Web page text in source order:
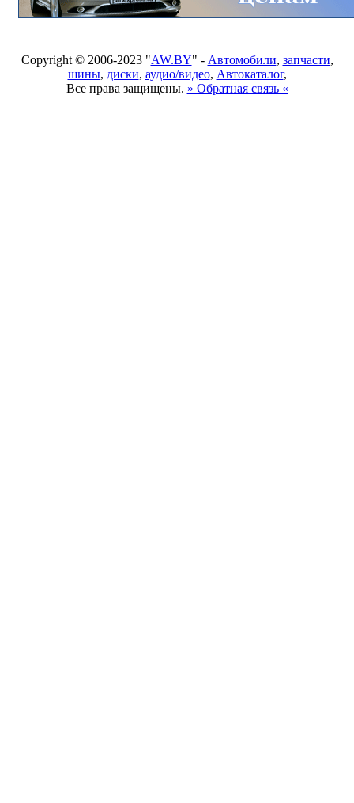
Copyright © 2006-2023 "AW.BY" - Автомобили, запчасти,
шины, диски, аудио/видео, Автокаталог,
Все права защищены. » Обратная связь «